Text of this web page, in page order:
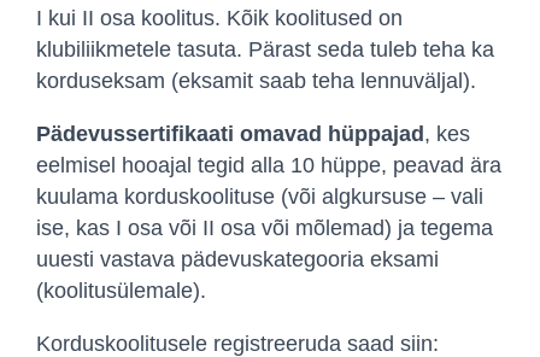
I kui II osa koolitus. Kõik koolitused on
klubiliikmetele tasuta. Pärast seda tuleb teha ka
korduseksam (eksamit saab teha lennuväljal).
Pädevussertifikaati omavad hüppajad , kes
eelmisel hooajal tegid alla 10 hüppe, peavad ära
kuulama korduskoolituse (või algkursuse – vali
ise, kas I osa või II osa või mõlemad) ja tegema
uuesti vastava pädevuskategooria eksami
(koolitusülemale).
Korduskoolitusele registreeruda saad siin: